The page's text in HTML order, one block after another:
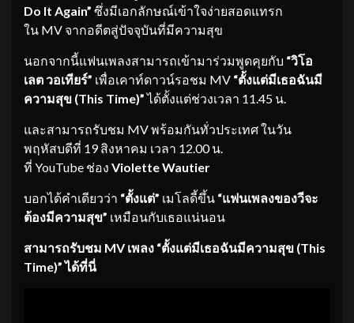
Do It Again” ซึ่งมีเอกลักษณ์เข้าใจง่ายสอดแทรก
ใน MV จากอดีตสู่ปัจจุบันที่มีความสุข
นอกจากนี้แฟนเพลงสามารถเข้ามาร่วมพูดคุยกับ “วิโอ
เลต วอเทียร์” เพื่อเคาท์ดาวน์รอชม MV “ตั้งแต่มีเธอฉันมี
ความสุข (This Time)”ได้ตั้งแต่ช่วงเวลา 11.45 น.
และสามารถรับชม MV พร้อมกันทั่วประเทศ ในวัน
พฤหัสบดีที่ 19 สิงหาคม เวลา 12.00 น.
ที่ YouTube ช่อง Violette Wautier
บอกได้คำเดียวว่า “ตั้งแต่” เมโลดี้ขึ้น “แฟนเพลงของวีจะ
ต้องมีความสุข” เหมือนกับเธอแน่นอน
สามารถรับชม MV เพลง “ตั้งแต่มีเธอฉันมีความสุข (This
Time)” ได้ที่นี่